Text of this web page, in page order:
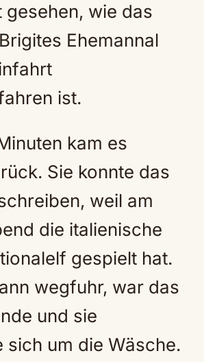
gesehen, wie das
Ehemannal
ist.
kam es
Sie konnte das
weil am
die italienische
gespielt hat.
wegfuhr, war das
und sie
sich um die Wäsche.